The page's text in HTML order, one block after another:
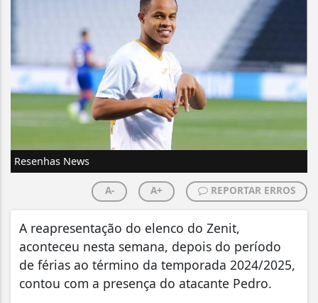
Resenhas News
A- A+ REPORTAR ERROS
A reapresentação do elenco do Zenit,
aconteceu nesta semana, depois do período
de férias ao término da temporada 2024/2025,
contou com a presença do atacante Pedro.